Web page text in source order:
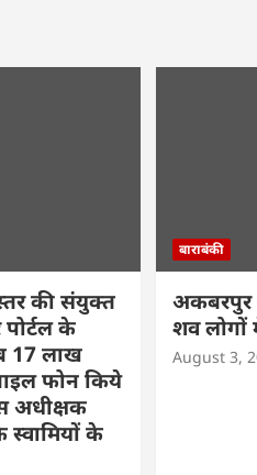
की संयुक्त
के
17 लाख
फोन किये
अधीक्षक
स्वामियों के
बाराबंकी
अकबरपुर
शव लोगों
August 3,